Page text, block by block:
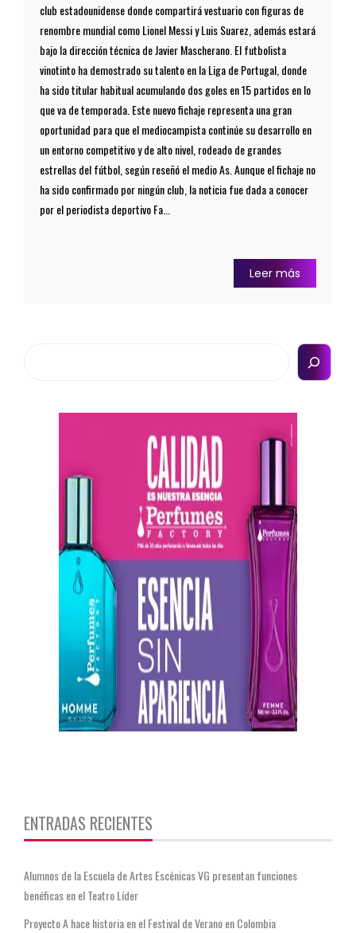
club estadounidense donde compartirá vestuario con figuras de
renombre mundial como Lionel Messi y Luis Suarez, además estará
bajo la dirección técnica de Javier Mascherano. El futbolista
vinotinto ha demostrado su talento en la Liga de Portugal, donde
ha sido titular habitual acumulando dos goles en 15 partidos en lo
que va de temporada. Este nuevo fichaje representa una gran
oportunidad para que el mediocampista continúe su desarrollo en
un entorno competitivo y de alto nivel, rodeado de grandes
estrellas del fútbol, según reseñó el medio As. Aunque el fichaje no
ha sido confirmado por ningún club, la noticia fue dada a conocer
por el periodista deportivo Fa...
Leer más
ENTRADAS RECIENTES
Alumnos de la Escuela de Artes Escénicas VG presentan funciones
benéficas en el Teatro Líder
Proyecto A hace historia en el Festival de Verano en Colombia